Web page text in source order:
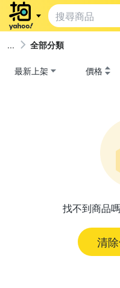
全部分類
最新上架 價格
找不到商品
清